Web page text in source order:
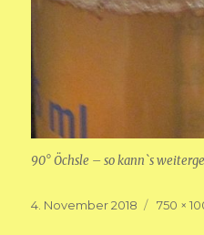
90° Öchsle – so kann`s
Veröffentlicht
4. November 2018
Volle
750 ×